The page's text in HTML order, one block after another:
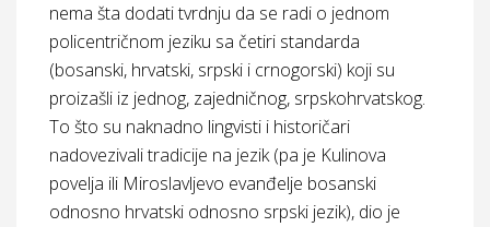
nema šta dodati tvrdnju da se radi o jednom
policentričnom jeziku sa četiri standarda
(bosanski, hrvatski, srpski i crnogorski) koji su
proizašli iz jednog, zajedničnog, srpskohrvatskog.
To što su naknadno lingvisti i historičari
nadovezivali tradicije na jezik (pa je Kulinova
povelja ili Miroslavljevo evanđelje bosanski
odnosno hrvatski odnosno srpski jezik), dio je